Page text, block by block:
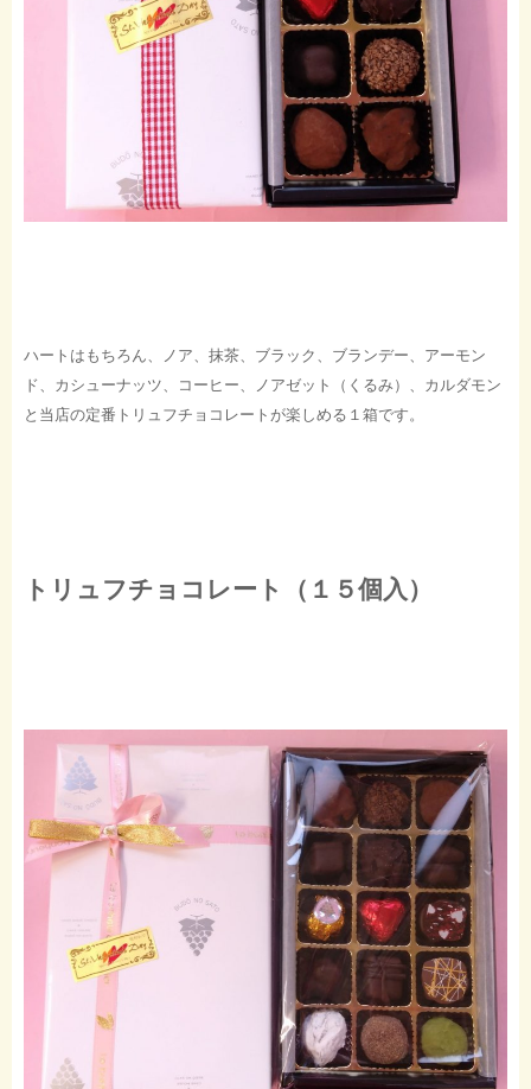
ハートはもちろん、ノア、抹茶、ブラック、ブランデー、アーモン
ド、カシューナッツ、コーヒー、ノアゼット（くるみ）、カルダモン
と当店の定番トリュフチョコレートが楽しめる１箱です。
トリュフチョコレート（１５個入）